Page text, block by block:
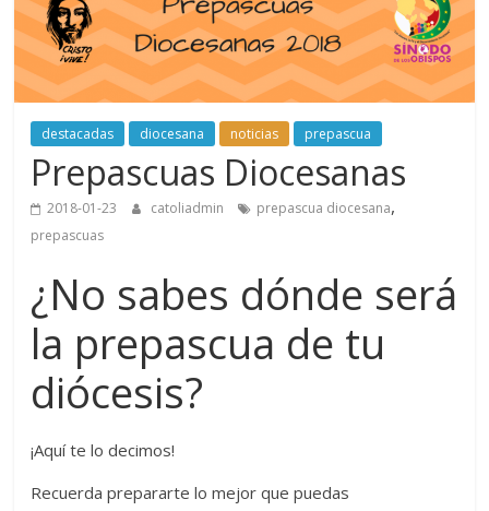
destacadas diocesana noticias prepascua
Prepascuas Diocesanas
2018-01-23 catoliadmin prepascua diocesana,
prepascuas
¿No sabes dónde será
la prepascua de tu
diócesis?
¡Aquí te lo decimos!
Recuerda prepararte lo mejor que puedas